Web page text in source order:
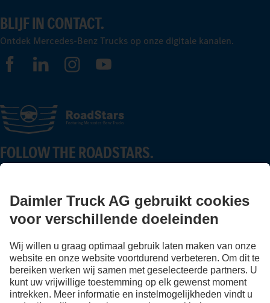
BLIJF IN CONTACT.
Ontdek Mercedes-Benz Trucks op onze digitale kanalen.
FOLLOW THE ROADSTARS.
Deel nu ervaringen met andere truckers.
Stap in
Aanbieder